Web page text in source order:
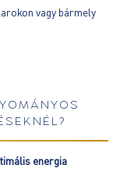
vagy bármely
energia